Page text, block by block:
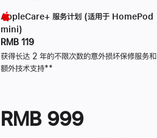
AppleCare+ 服务计划 (适用于 HomePod
mini)
RMB 119
获得长达 2 年的不限次数的意外损坏保修服务和
额外技术支持脚
**
RMB 999